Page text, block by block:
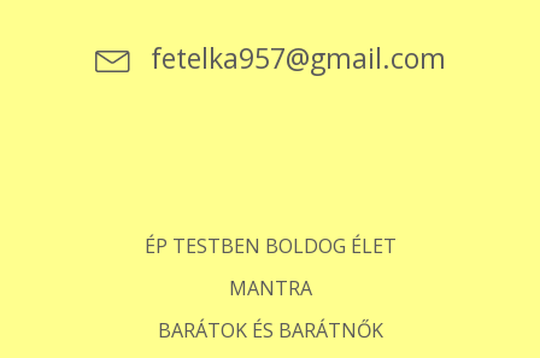
fetelka957@gmail.com
ÉP TESTBEN BOLDOG ÉLET
MANTRA
BARÁTOK ÉS BARÁTNŐK